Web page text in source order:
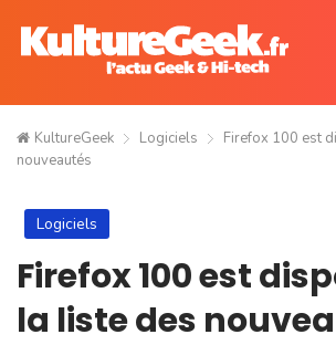
KultureGeek Logiciels
Firefox 100 est
nouveautés
Logiciels
Firefox 100 est
la liste des